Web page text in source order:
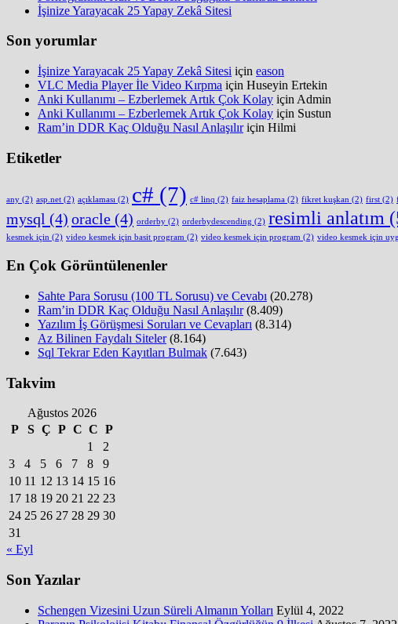
İşinize Yarayacak 25 Yapay Zekâ Sitesi
Son yorumlar
İşinize Yarayacak 25 Yapay Zekâ Sitesi için eason
VLC Media Player İle Video Kırpma için Huseyin Ertekin
Anki Kullanımı – Ezberlemek Artık Çok Kolay için Admin
Anki Kullanımı – Ezberlemek Artık Çok Kolay için Sustun
Ram’in DDR Kaç Olduğu Nasıl Anlaşılıriçin Hilmi
Etiketler
any (2) asp.net (2) açıklaması (2) c# (7) c# linq (2) faiz hesaplama (2) fikret kuşkan (2) first (2)
mysql (4) oracle (4) orderby (2) orderbydescending (2) resimli anlatım
kesmek için (2) video kesmek için basit program (2) video kesmek için program (2) video kesmek için
En Çok Görüntülenenler
Sahte Para Sorusu (100 TL Sorusu) ve Cevabı (20.278)
Ram’in DDR Kaç Olduğu Nasıl Anlaşılır (8.409)
Yazılım İş Görüşmesi Soruları ve Cevapları (8.314)
Az Bilinen Faydalı Siteler (8.164)
Sql Tekrar Eden Kayıtları Bulmak (7.643)
Takvim
Ağustos 2026
P
S Ç P C C P
1
2
3
4 5 6 7 8
9
10 11 12 13 14 15 16
17 18 19 20 21 22 23
24 25 26 27 28 29 30
31
« Eyl
Son Yazılar
Schengen Vizesini Uzun Süreli Almanın Yolları Eylül 4, 2022